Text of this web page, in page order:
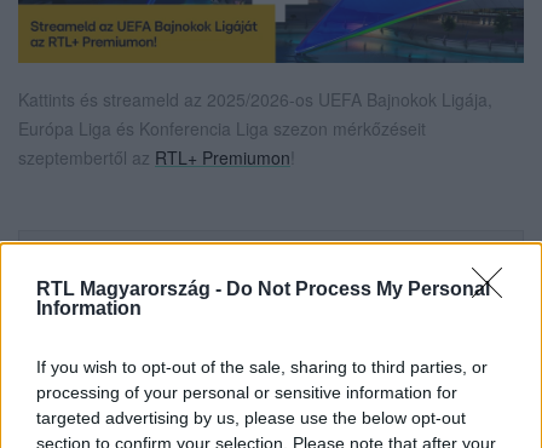
RTL Magyarország - Do Not Process My Personal
Information
If you wish to opt-out of the sale, sharing to third parties, or
processing of your personal or sensitive information for
targeted advertising by us, please use the below opt-out
section to confirm your selection. Please note that after your
Kattints és streameld az 2025/2026-os UEFA Bajnokok Ligája,
Európa Liga és Konferencia Liga szezon mérkőzéseit
szeptembertől az RTL+ Premiumon
legyen a Google-találatokban!